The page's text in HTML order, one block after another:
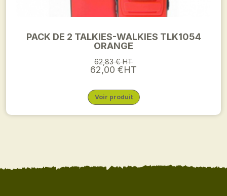
PACK DE 2 TALKIES-WALKIES TLK1054
ORANGE
62,83 € HT
62,00 €HT
Voir produit